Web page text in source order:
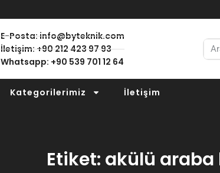
E-Posta: info@byteknik.com
İletişim: +90 212 423 97 93
Whatsapp: +90 539 701 12 64
Kategorilerimiz İletişim
Etiket: akülü araba